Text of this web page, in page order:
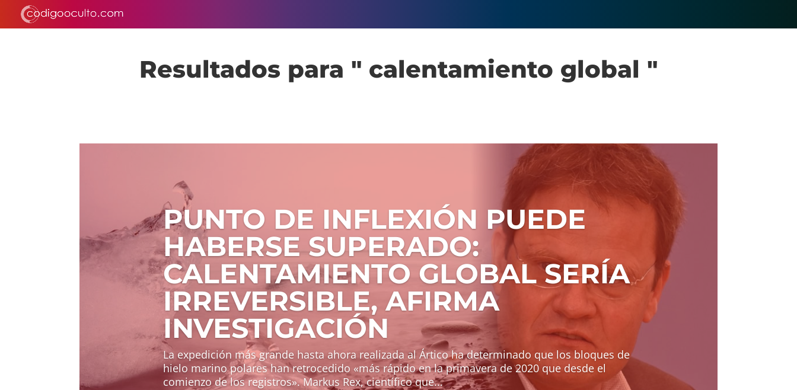
Resultados para " calentamiento global "
PUNTO DE INFLEXIÓN PUEDE
HABERSE SUPERADO:
CALENTAMIENTO GLOBAL SERÍA
IRREVERSIBLE, AFIRMA
INVESTIGACIÓN
La expedición más grande hasta ahora realizada al Ártico ha determinado que los bloques de
hielo marino polares han retrocedido «más rápido en la primavera de 2020 que desde el
comienzo de los registros». Markus Rex, científico que...